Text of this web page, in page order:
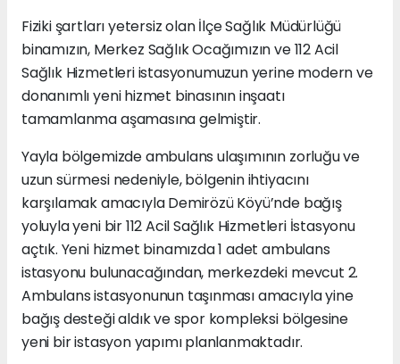
Fiziki şartları yetersiz olan İlçe Sağlık Müdürlüğü
binamızın, Merkez Sağlık Ocağımızın ve 112 Acil
Sağlık Hizmetleri istasyonumuzun yerine modern ve
donanımlı yeni hizmet binasının inşaatı
tamamlanma aşamasına gelmiştir.
Yayla bölgemizde ambulans ulaşımının zorluğu ve
uzun sürmesi nedeniyle, bölgenin ihtiyacını
karşılamak amacıyla Demirözü Köyü’nde bağış
yoluyla yeni bir 112 Acil Sağlık Hizmetleri İstasyonu
açtık. Yeni hizmet binamızda 1 adet ambulans
istasyonu bulunacağından, merkezdeki mevcut 2.
Ambulans istasyonunun taşınması amacıyla yine
bağış desteği aldık ve spor kompleksi bölgesine
yeni bir istasyon yapımı planlanmaktadır.